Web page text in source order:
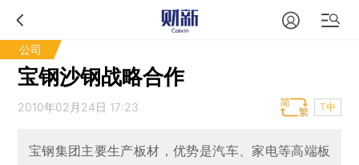
公司
宝钢沙钢战略合作
2010年02月24日 17:23 T中
宝钢集团主要生产板材，优势是汽车、家电等高端板